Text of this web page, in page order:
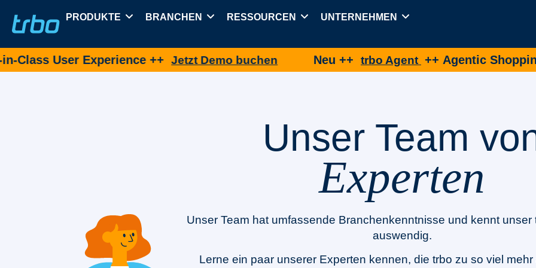
PRODUKTE BRANCHEN RESSOURCEN UNTERNEHMEN
Experience ++Jetzt Demo buchen Neu ++ trbo Agent++ Agentic Shopping für
Unser Team
Experten
Unser Team hat umfassende Branchenkenntnisse und kennt unser
auswendig.
Lerne ein paar unserer Experten kennen, die trbo zu so viel